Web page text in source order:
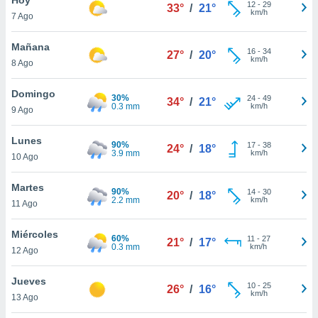
y
en
más
de
7 Ago
33° / 21° 12- 29
km/h
Mañana
8 Ago
27° / 20° 16- 34
km/h
Domingo
9 Ago
30%
0.3 mm
34° / 21° 24- 49
km/h
Lunes
10 Ago
90%
3.9 mm
24° / 18° 17- 38
km/h
Martes
11 Ago
90%
2.2 mm
20° / 18° 14- 30
km/h
Miércoles
12 Ago
60%
0.3 mm
21° / 17° 11 - 27
km/h
Jueves
13 Ago
26° / 16° 10- 25
km/h